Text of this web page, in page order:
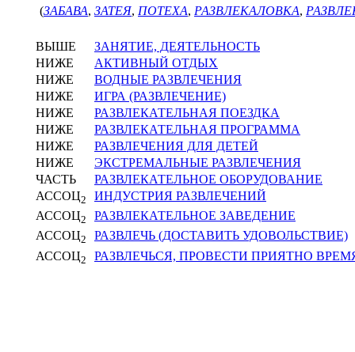
(ЗАБАВА, ЗАТЕЯ, ПОТЕХА, РАЗВЛЕКАЛОВКА,
ВЫШЕ
ЗАНЯТИЕ, ДЕЯТЕЛЬНОСТЬ
НИЖЕ
АКТИВНЫЙ ОТДЫХ
НИЖЕ
ВОДНЫЕ РАЗВЛЕЧЕНИЯ
НИЖЕ
ИГРА (РАЗВЛЕЧЕНИЕ)
НИЖЕ
РАЗВЛЕКАТЕЛЬНАЯ ПОЕЗДКА
НИЖЕ
РАЗВЛЕКАТЕЛЬНАЯ ПРОГРАММА
НИЖЕ
РАЗВЛЕЧЕНИЯ ДЛЯ ДЕТЕЙ
НИЖЕ
ЭКСТРЕМАЛЬНЫЕ РАЗВЛЕЧЕНИЯ
ЧАСТЬ
РАЗВЛЕКАТЕЛЬНОЕ ОБОРУДОВАНИЕ
АССОЦ2
ИНДУСТРИЯ РАЗВЛЕЧЕНИЙ
АССОЦ2
РАЗВЛЕКАТЕЛЬНОЕ ЗАВЕДЕНИЕ
АССОЦ2
РАЗВЛЕЧЬ (ДОСТАВИТЬ УДОВОЛЬСТВИЕ)
АССОЦ2 РАЗВЛЕЧЬСЯ, ПРОВЕСТИ ПРИЯТНО